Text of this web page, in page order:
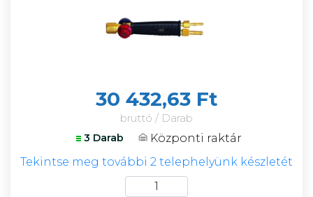
30 432,63 Ft
bruttó / Darab
3 Darab
Központi raktár
Tekintse meg további 2 telephelyünk készletét